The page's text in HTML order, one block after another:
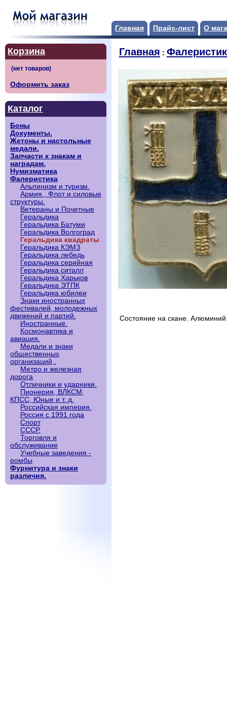
Главная Прайс-лист О
Корзина
Оформить заказ
Каталог
Боны
Документы.
Жетоны и настольные
медали.
Запчасти к знакам и
наградам.
Нумизматика
Фалеристика
Альпинизм и туризм.
Армия , Флот и силовые
структуры.
Ветераны и Почетные
Геральдика
Геральдика Батуми
Геральдика Волгоград
Геральдика квадраты
Геральдика КЭМЗ
Геральдика лебедь
Геральдика серийная
Геральдика ситалл
Геральдика Харьков
Геральдика ЭТПК
Геральдика юбилеи
Знаки иностранных
фестивалей, молодежных
движений и партий.
Иностранные.
Космонавтика и
авиация.
Медали и знаки
общественных
организаций,.
Метро и железная
дорога
Отличники и ударники.
Пионерия, ВЛКСМ,
КПСС, Юные и т. д.
Российская империя.
Россия с 1991 года
Спорт
СССР.
Торговля и
обслуживание
Учебные заведения -
ромбы
Фурнитура и знаки
различия.
Главная :
Состояние на скане.